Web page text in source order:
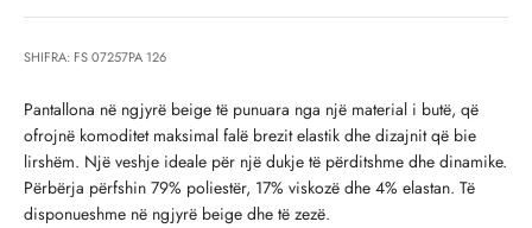
SHIFRA: FS 07257PA 126
Pantallona në ngjyrë beige të punuara nga një material i butë, që
ofrojnë komoditet maksimal falë brezit elastik dhe dizajnit që bie
lirshëm. Një veshje ideale për një dukje të përditshme dhe dinamike.
Përbërja përfshin 79% poliestër, 17% viskozë dhe 4% elastan. Të
disponueshme në ngjyrë beige dhe të zezë.